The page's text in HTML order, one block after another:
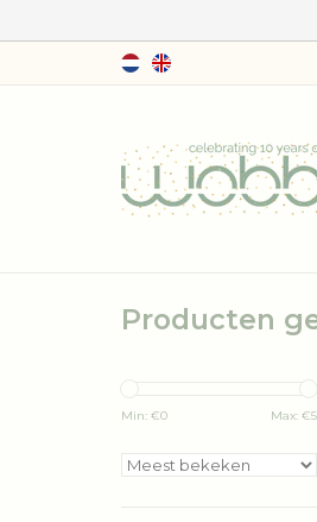
Producten
Min: €0 Max: €5